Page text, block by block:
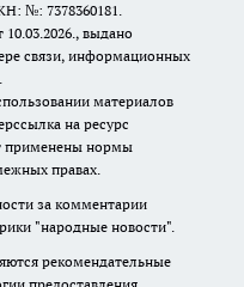
№: 7378360181.
выдано
связи, информационных
материалов
на ресурс
применены нормы
правах.
за комментарии
"народные новости".
рекомендательные